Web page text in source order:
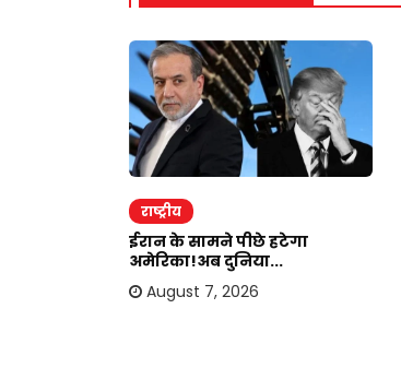
राष्ट्रीय
ईरान के सामने पीछे हटेगा
अमेरिका!अब दुनिया...
August 7, 2026